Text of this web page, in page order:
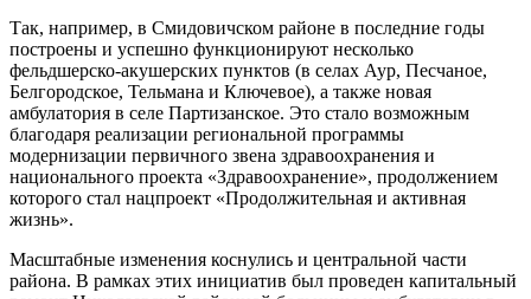
Так, например, в Смидовичском районе в последние годы
построены и успешно функционируют несколько
фельдшерско-акушерских пунктов (в селах Аур, Песчаное,
Белгородское, Тельмана и Ключевое), а также новая
амбулатория в селе Партизанское. Это стало возможным
благодаря реализации региональной программы
модернизации первичного звена здравоохранения и
национального проекта «Здравоохранение», продолжением
которого стал нацпроект «Продолжительная и активная
жизнь».
Масштабные изменения коснулись и центральной части
района. В рамках этих инициатив был проведен капитальный